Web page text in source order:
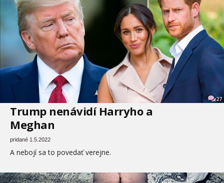
27
Trump nenávidí Harryho a
Meghan
pridané 1.5.2022
A nebojí sa to povedať verejne.